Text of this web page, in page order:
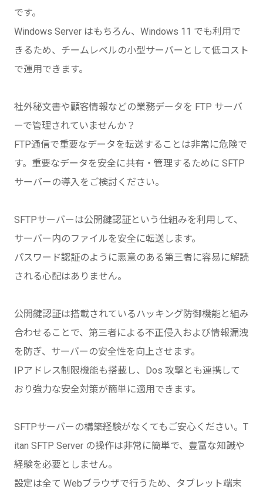
です。
Windows Server はもちろん、Windows 11 でも利用で
きるため、チームレベルの小型サーバーとして低コスト
で運用できます。
社外秘文書や顧客情報などの業務データを FTP サーバ
ーで管理されていませんか？
FTP通信で重要なデータを転送することは非常に危険で
す。重要なデータを安全に共有・管理するために SFTP
サーバーの導入をご検討ください。
SFTPサーバーは公開鍵認証という仕組みを利用して、
サーバー内のファイルを安全に転送します。
パスワード認証のように悪意のある第三者に容易に解読
される心配はありません。
公開鍵認証は搭載されているハッキング防御機能と組み
合わせることで、第三者による不正侵入および情報漏洩
を防ぎ、サーバーの安全性を向上させます。
IPアドレス制限機能も搭載し、Dos 攻撃とも連携して
おり強力な安全対策が簡単に適用できます。
SFTPサーバーの構築経験がなくてもご安心ください。T
itan SFTP Server の操作は非常に簡単で、豊富な知識や
経験を必要としません。
設定は全て Webブラウザで行うため、タブレット端末